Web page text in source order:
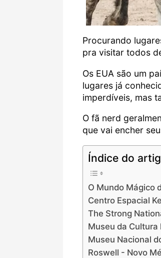
Procurando
pra visitar todos
Os EUA são um
lugares já
imperdíveis, mas
O fã nerd
que vai encher
Índice do
O Mundo Mágico
Centro Espacial
The Strong
Museu da Cultura
Museu Nacional
Roswell - Novo